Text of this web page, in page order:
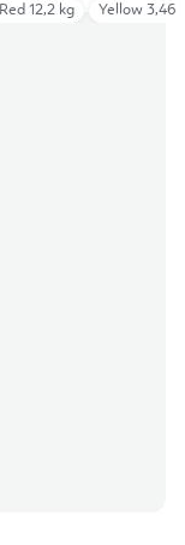
Red 12,2 kg Yellow 3,46